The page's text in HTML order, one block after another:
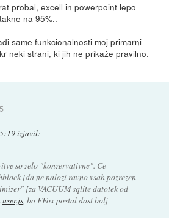
probal, excell in powerpoint lepo
na 95%..
same funkcionalnosti moj primarni
neki strani, ki jih ne prikaže pravilno.
izjavil:
so zelo "konzervativne". Ce
[da ne nalozi ravno vsah pozrezen
[za VACUUM sqlite datotek od
user.js, bo FFox postal dost bolj